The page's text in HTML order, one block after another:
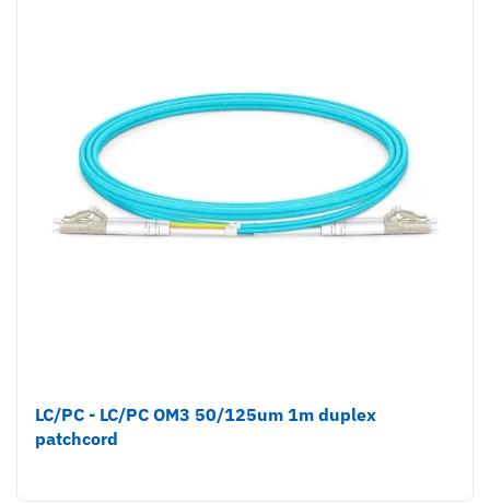
LC/PC - LC/PC OM3 50/125um 1m duplex
patchcord